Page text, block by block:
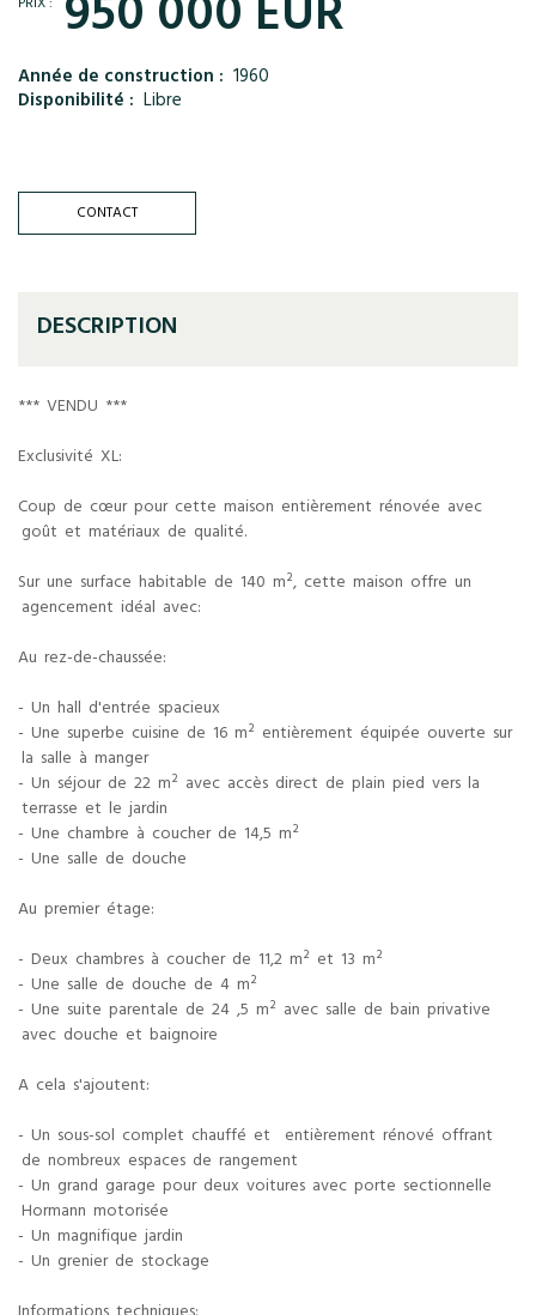
950 000 EUR
Année de construction : 1960
Disponibilité : Libre
CONTACT
DESCRIPTION
*** VENDU ***
Exclusivité XL:
Coup de cœur pour cette maison entièrement rénovée avec
goût et matériaux de qualité.
Sur une surface habitable de 140 m², cette maison offre un
agencement idéal avec:
Au rez-de-chaussée:
- Un hall d'entrée spacieux
- Une superbe cuisine de 16 m² entièrement équipée ouverte sur
la salle à manger
- Un séjour de 22 m² avec accès direct de plain pied vers la
terrasse et le jardin
- Une chambre à coucher de 14,5 m²
- Une salle de douche
Au premier étage:
- Deux chambres à coucher de 11,2 m² et 13 m²
- Une salle de douche de 4 m²
- Une suite parentale de 24 ,5 m² avec salle de bain privative
avec douche et baignoire
A cela s'ajoutent:
- Un sous-sol complet chauffé et entièrement rénové offrant
de nombreux espaces de rangement
- Un grand garage pour deux voitures avec porte sectionnelle
Hormann motorisée
- Un magnifique jardin
- Un grenier de stockage